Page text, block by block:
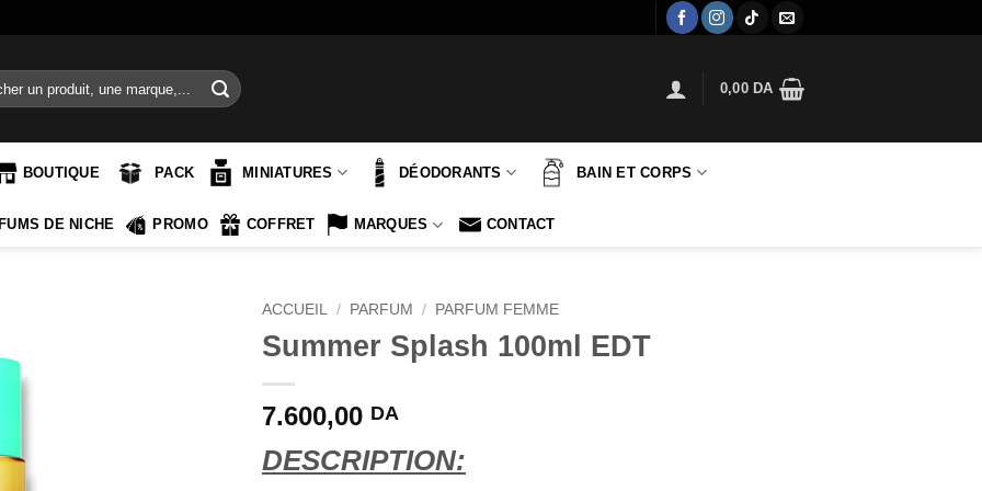
0,00 DA
BOUTIQUE PACK MINIATURES DÉODORANTS BAIN ET CORPS
DE NICHE PROMO COFFRET MARQUES CONTACT
ACCUEIL / PARFUM / PARFUM FEMME
Summer Splash 100ml EDT
7.600,00 DA
DESCRIPTION: